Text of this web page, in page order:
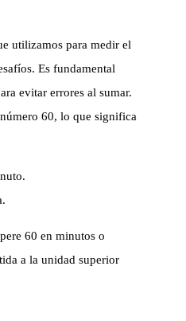
utilizamos para medir el
Es fundamental
evitar errores al sumar.
número 60, lo que significa
60 en minutos o
a la unidad superior